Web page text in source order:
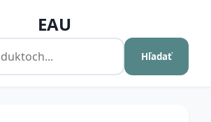
EAU
Hľadať